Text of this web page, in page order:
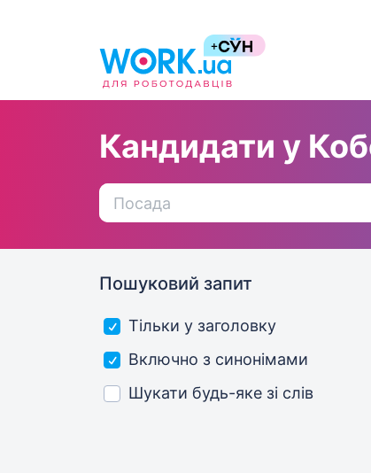
Кандидати у
Пошуковий запит
Тільки у заголовку
Включно з синонімами
Шукати будь-яке зі слів